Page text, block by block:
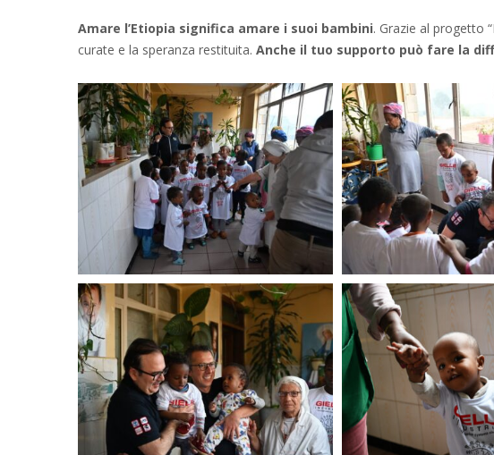
Amare l’Etiopia significa amare i suoi bambini. Grazie al progetto
curate e la speranza restituita. Anche il tuo supporto può fare la